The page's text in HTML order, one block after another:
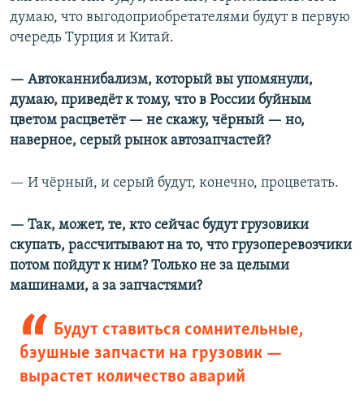
думаю, что выгодоприобретателями будут в первую
очередь Турция и Китай.
— Автоканнибализм, который вы упомянули,
думаю, приведёт к тому, что в России буйным
цветом расцветёт — не скажу, чёрный — но,
наверное, серый рынок автозапчастей?
— И чёрный, и серый будут, конечно, процветать.
— Так, может, те, кто сейчас будут грузовики
скупать, рассчитывают на то, что грузоперевозчики
потом пойдут к ним? Только не за целыми
машинами, а за запчастями?
Будут ставиться сомнительные,
бэушные запчасти на грузовик —
вырастет количество аварий